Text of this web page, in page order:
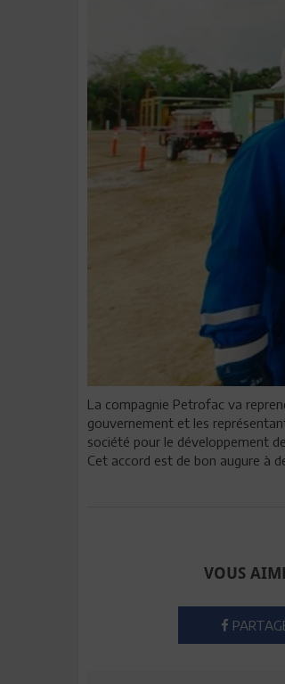
La compagnie Petrofac va
gouvernement et les
société pour le développement
Cet accord est de bon augure à
VOUS